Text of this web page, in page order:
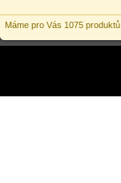
Máme pro Vás 1075 produktů.